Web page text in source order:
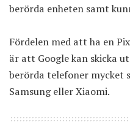
berörda enheten samt
Fördelen med att ha en
är att Google kan skicka
berörda telefoner mycket
Samsung eller Xiaomi.